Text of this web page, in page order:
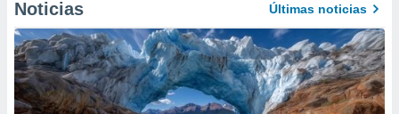
momento
en
en
en
Noticias Últimas noticias